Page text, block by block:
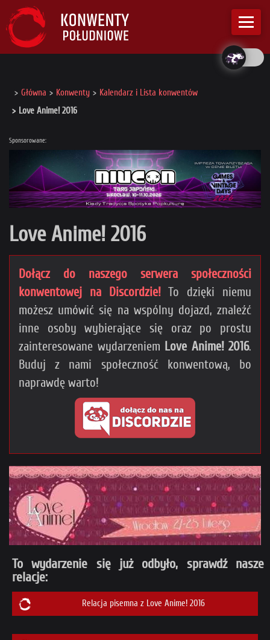
Główna Konwenty
Kalendarz i Lista konwentów
Love Anime! 2016
Sponsorowane:
Love Anime! 2016
Dołącz do naszego serwera społeczności
konwentowej na Discordzie!To dzięki niemu
możesz umówić się na wspólny dojazd, znaleźć
inne osoby wybierające się oraz po prostu
zainteresowane wydarzeniem Love Anime! 2016.
Buduj z nami społeczność konwentową, bo
naprawdę warto!
To wydarzenie się już odbyło, sprawdź nasze
relacje:
Relacja pisemna z Love Anime! 2016